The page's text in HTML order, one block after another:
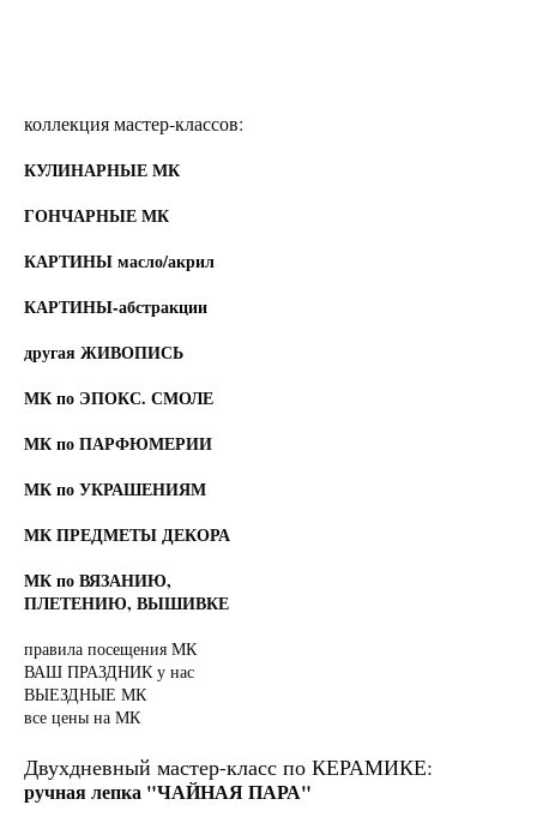
коллекция мастер-классов:
КУЛИНАРНЫЕ МК
ГОНЧАРНЫЕ МК
КАРТИНЫ масло/акрил
КАРТИНЫ-абстракции
другая ЖИВОПИСЬ
МК по ЭПОКС. СМОЛЕ
МК по ПАРФЮМЕРИИ
МК по УКРАШЕНИЯМ
МК ПРЕДМЕТЫ ДЕКОРА
МК по ВЯЗАНИЮ,
ПЛЕТЕНИЮ, ВЫШИВКЕ
правила посещения МК
ВАШ ПРАЗДНИК у нас
ВЫЕЗДНЫЕ МК
все цены на МК
Двухдневный мастер-класс по КЕРАМИКЕ:
ручная лепка "ЧАЙНАЯ ПАРА"